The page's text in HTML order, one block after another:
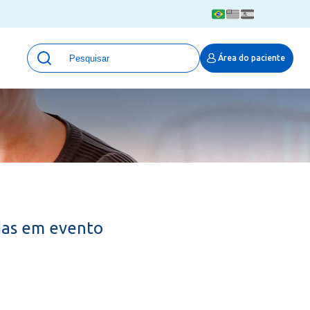
Área do paciente
Unidades
Qualidade e Segurança em saúde
Programa de Qualidade em Pesquisa
(ProQuali)
MOVE ARO
em evento